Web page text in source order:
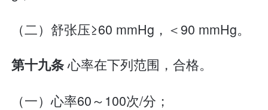
（二）舒张压≥60 mmHg，＜90 mmHg。
第十九条心率在下列范围，合格。
（一）心率60～100次/分；